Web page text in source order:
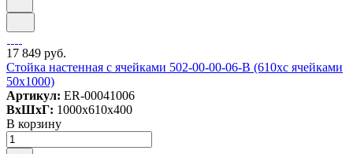
17 849 руб.
Стойка настенная с ячейками 502-00-00-06-B (610хс ячейками
50х1000)
Артикул: ER-00041006
ВxШxГ: 1000x610x400
В корзину